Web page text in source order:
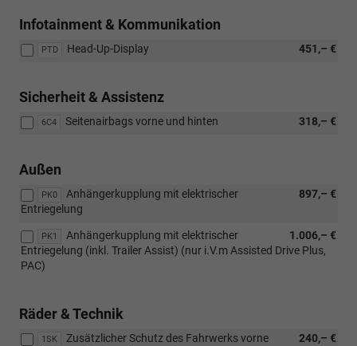
Infotainment & Kommunikation
PTD 451,– €
Head-Up-Display
Sicherheit & Assistenz
6C4 318,– €
Seitenairbags vorne und hinten
Außen
PK0 897,– €
Anhängerkupplung mit elektrischer
Entriegelung
PK1 1.006,– €
Anhängerkupplung mit elektrischer
Entriegelung (inkl. Trailer Assist) (nur i.V.m Assisted Drive Plus,
PAC)
Räder & Technik
1SK 240,– €
Zusätzlicher Schutz des Fahrwerks vorne